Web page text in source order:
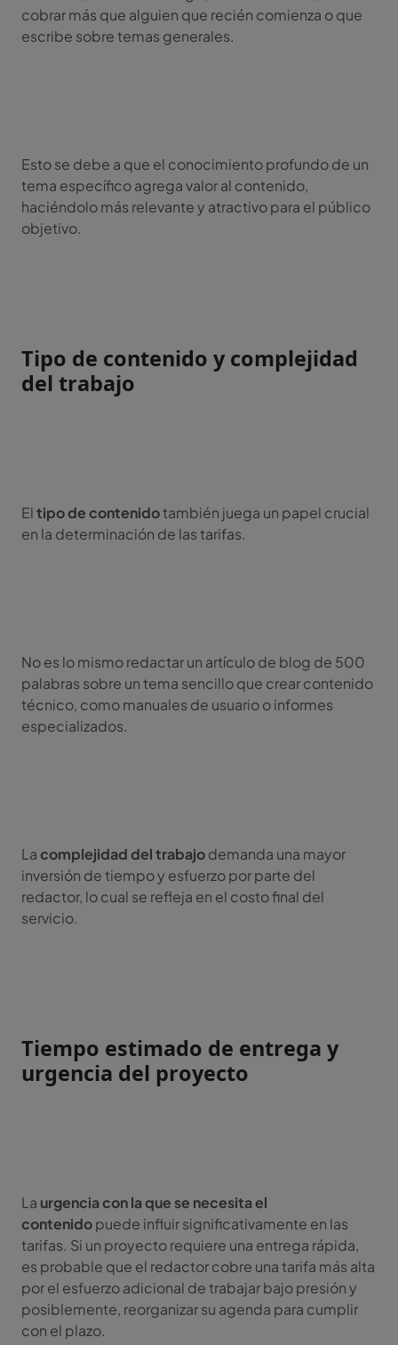
cobrar más que alguien que recién comienza o que
escribe sobre temas generales.
Esto se debe a que el conocimiento profundo de un
tema específico agrega valor al contenido,
haciéndolo más relevante y atractivo para el público
objetivo.
Tipo de contenido y complejidad
del trabajo
Eltipo de contenidotambién juega un papel crucial
en la determinación de las tarifas.
No es lo mismo redactar un artículo de blog de 500
palabras sobre un tema sencillo que crear contenido
técnico, como manuales de usuario o informes
especializados.
Lacomplejidad del trabajodemanda una mayor
inversión de tiempo y esfuerzo por parte del
redactor, lo cual se refleja en el costo final del
servicio.
Tiempo estimado de entrega y
urgencia del proyecto
La urgencia con la que se necesita el
contenidopuede influir significativamente en las
tarifas. Si un proyecto requiere una entrega rápida,
es probable que el redactor cobre una tarifa más alta
por el esfuerzo adicional de trabajar bajo presión y
posiblemente, reorganizar su agenda para cumplir
con el plazo.